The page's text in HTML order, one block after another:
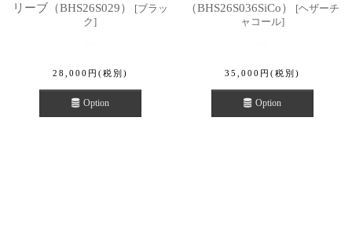
リーブ（BHS26S029）
[ブラッ
ク]
28,000 円 (税別)
Option
（BHS26S036SiCo）
[ヘザーチ
ャコール]
35,000 円 (税別)
Option